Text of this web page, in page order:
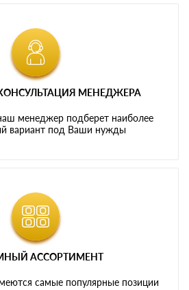
МЕНЕДЖЕРА
менеджер подберет наиболее
вариант под Ваши нужды
АССОРТИМЕНТ
самые популярные позиции